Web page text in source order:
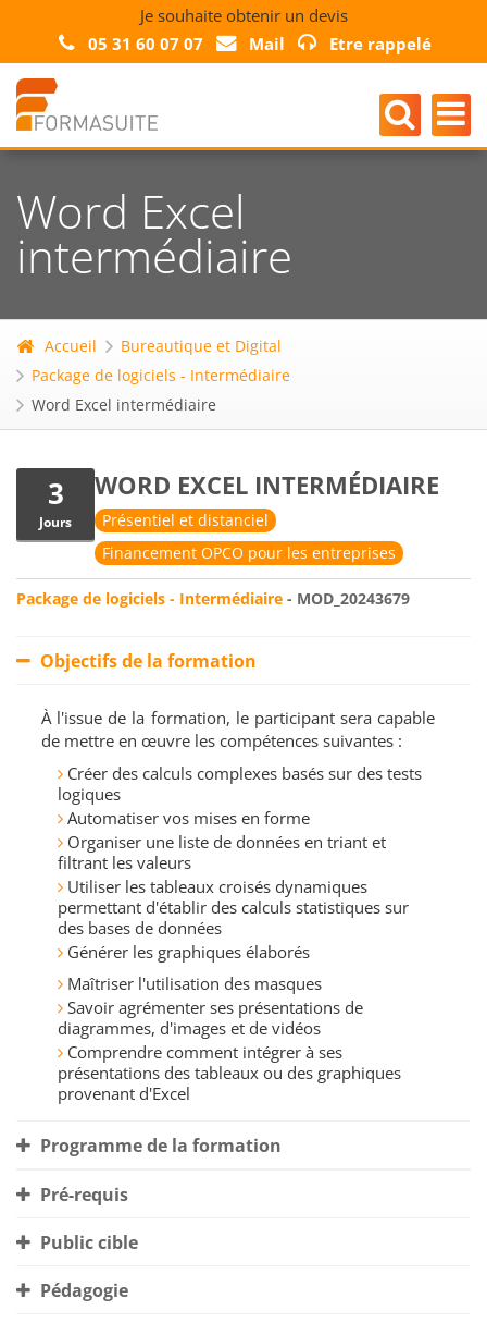
Je souhaite obtenir un devis
05 31 60 07 07
Mail Etre rappelé
Word Excel
intermédiaire
Accueil
Bureautique et Digital
Package de logiciels - Intermédiaire
Word Excel intermédiaire
3
Jours
WORD EXCEL INTERMÉDIAIRE
Présentiel et distanciel
Financement OPCO pour les entreprises
Package de logiciels - Intermédiaire - MOD_20243679
Objectifs de la formation
À l'issue de la formation, le participant sera capable
de mettre en œuvre les compétences suivantes :
Créer des calculs complexes basés sur des tests
logiques
Automatiser vos mises en forme
Organiser une liste de données en triant et
filtrant les valeurs
Utiliser les tableaux croisés dynamiques
permettant d'établir des calculs statistiques sur
des bases de données
Générer les graphiques élaborés
Maîtriser l'utilisation des masques
Savoir agrémenter ses présentations de
diagrammes, d'images et de vidéos
Comprendre comment intégrer à ses
présentations des tableaux ou des graphiques
provenant d'Excel
Programme de la formation
Pré-requis
Public cible
Pédagogie